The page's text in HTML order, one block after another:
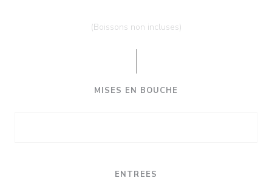
(Boissons non incluses)
MISES EN BOUCHE
ENTREES